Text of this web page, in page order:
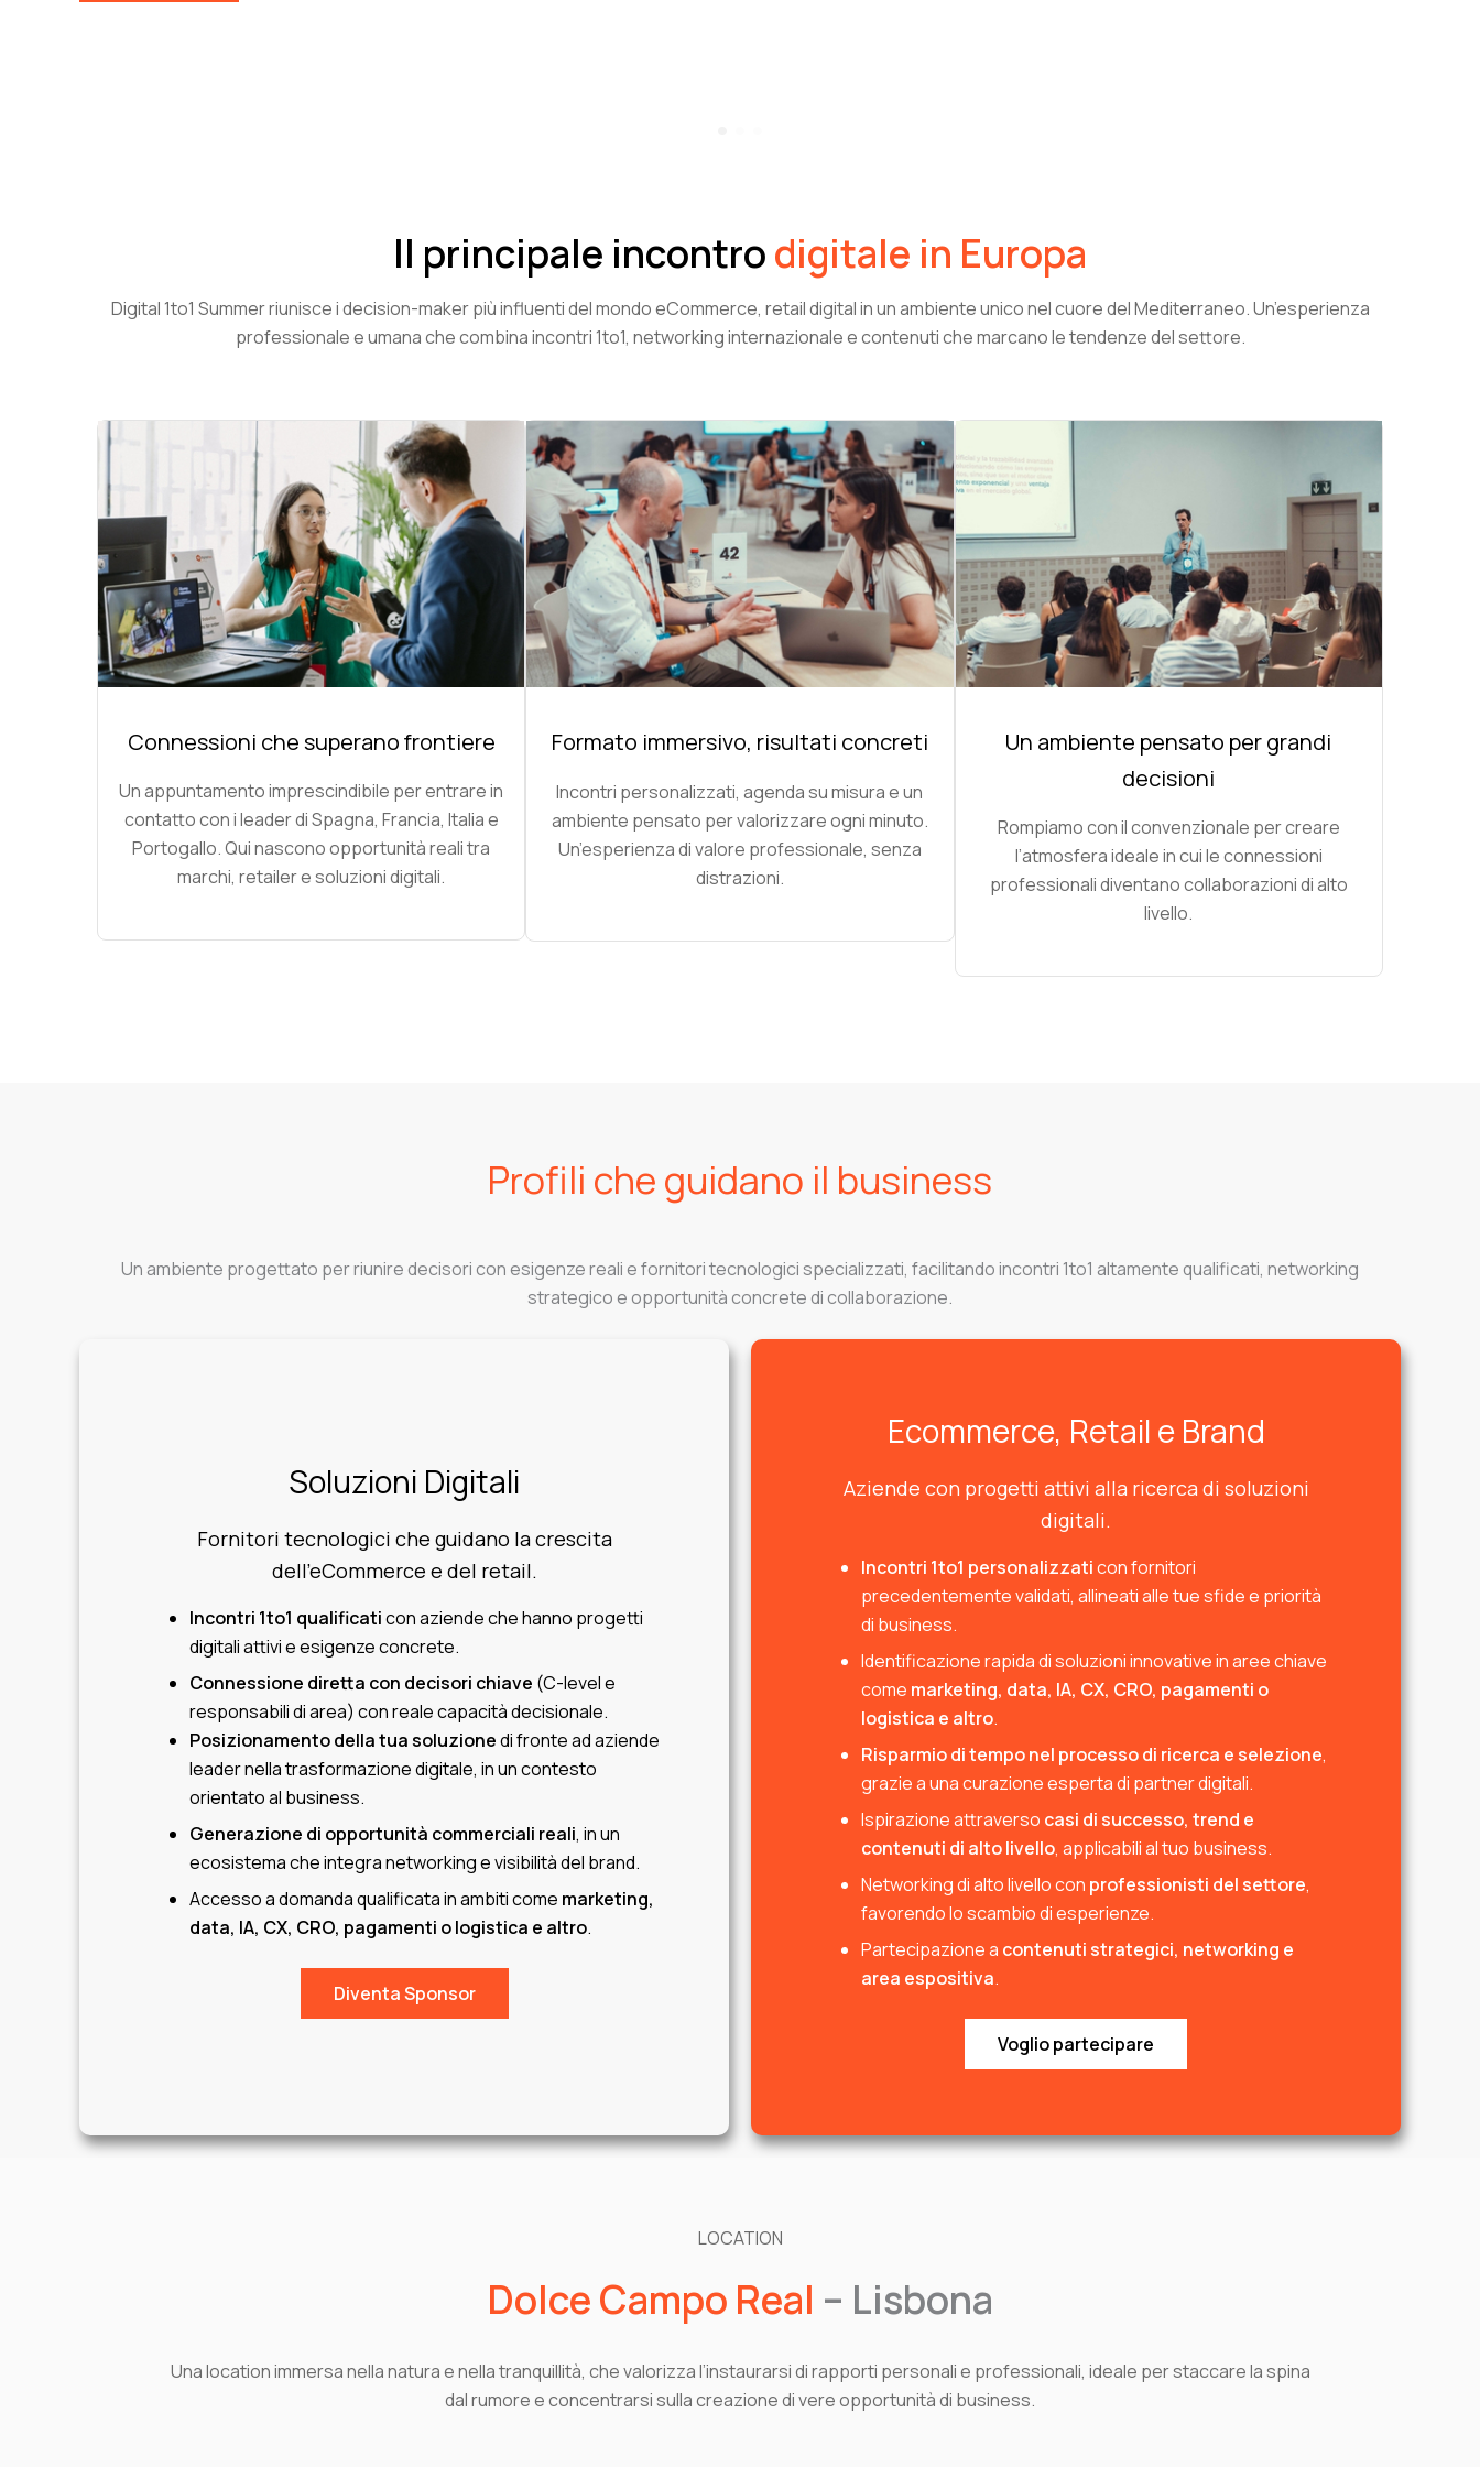
Il principale incontrodigitale in Europa
Digital 1to1 Summer riunisce i decision-maker più influenti del mondo eCommerce, retail digital in un ambiente unico nel cuore del Mediterraneo. Un’esperienza
professionale e umana che combina incontri 1to1, networking internazionale e contenuti che marcano le tendenze del settore.
Connessioni che superano frontiere
Un appuntamento imprescindibile per entrare in
contatto con i leader di Spagna, Francia, Italia e
Portogallo. Qui nascono opportunità reali tra
marchi, retailer e soluzioni digitali.
Formato immersivo, risultati concreti
Incontri personalizzati, agenda su misura e un
ambiente pensato per valorizzare ogni minuto.
Un’esperienza di valore professionale, senza
distrazioni.
Un ambiente pensato per grandi
decisioni
Rompiamo con il convenzionale per creare
l’atmosfera ideale in cui le connessioni
professionali diventano collaborazioni di alto
livello.
Profili che guidano il business
Un ambiente progettato per riunire decisori con esigenze reali e fornitori tecnologici specializzati, facilitando incontri 1to1 altamente qualificati, networking
strategico e opportunità concrete di collaborazione.
Soluzioni Digitali
Fornitori tecnologici che guidano la crescita
dell’eCommerce e del retail.
Incontri 1to1 qualificaticon aziende che hanno progetti
digitali attivi e esigenze concrete.
Connessione diretta con decisori chiave (C-level e
responsabili di area) con reale capacità decisionale.
Posizionamento della tua soluzionedi fronte ad aziende
leader nella trasformazione digitale, in un contesto
orientato al business.
Generazione di opportunità commerciali reali, in un
ecosistema che integra networking e visibilità del brand.
Accesso a domanda qualificata in ambiti come marketing,
data, IA, CX, CRO, pagamenti o logistica e altro.
Diventa Sponsor
Ecommerce, Retail e Brand
Aziende con progetti attivi alla ricerca di soluzioni
digitali.
Incontri 1to1 personalizzaticon fornitori
precedentemente validati, allineati alle tue sfide e priorità
di business.
Identificazione rapida di soluzioni innovative in aree chiave
come marketing, data, IA, CX, CRO, pagamenti o
logistica e altro.
Risparmio di tempo nel processo di ricerca e selezione,
grazie a una curazione esperta di partner digitali.
Ispirazione attraverso casi di successo, trend e
contenuti di alto livello, applicabili al tuo business.
Networking di alto livello con professionisti del settore,
favorendo lo scambio di esperienze.
Partecipazione a contenuti strategici, networking e
area espositiva.
Voglio partecipare
LOCATION
Dolce Campo Real – Lisbona
Una location immersa nella natura e nella tranquillità, che valorizza l’instaurarsi di rapporti personali e professionali, ideale per staccare la spina
dal rumore e concentrarsi sulla creazione di vere opportunità di business.